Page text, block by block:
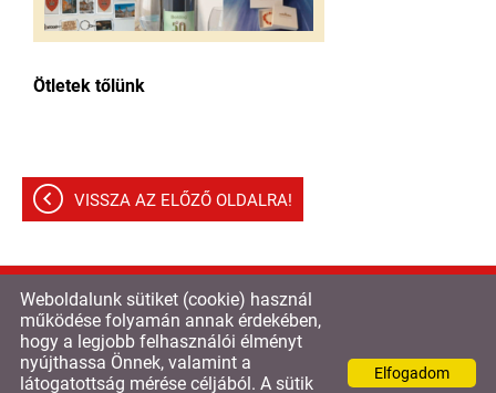
Ötletek tőlünk
VISSZA AZ ELŐZŐ OLDALRA!
© 2026 - Triton és Print Kft
Oldal információklAdatkezelési tájékoztatól
Impresszum
Elfogadom
Weboldalunk sütiket (cookie) használ
működése folyamán annak érdekében,
hogy a legjobb felhasználói élményt
nyújthassa Önnek, valamint a
látogatottság mérése céljából. A sütik